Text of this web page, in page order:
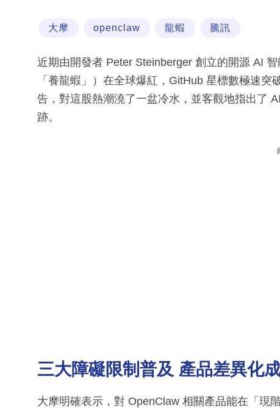
大摩 openclaw 龍蝦 騰訊
近期由開發者 Peter Steinberger 創立的開源 AI
「養龍蝦」）在全球爆紅，GitHub 星標數極速
告，對這股熱潮澆了一盆冷水，並客觀地指出了
跡。
三大障礙限制普及 產品差異化
大摩明確表示，對 OpenClaw 相關產品能在「現